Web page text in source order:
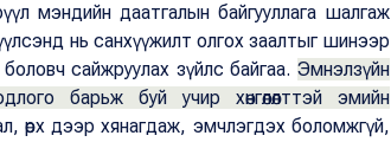
мэндийн даатгалын байгууллага шалгаж
нь санхүүжилт олгох заалтыг шинээр
сайжруулах зүйлс байгаа. Эмнэлзүйн
барьж буй учир хөнгөлөлттэй эмийн
өрх дээр хянагдаж, эмчлэгдэх боломжгүй,